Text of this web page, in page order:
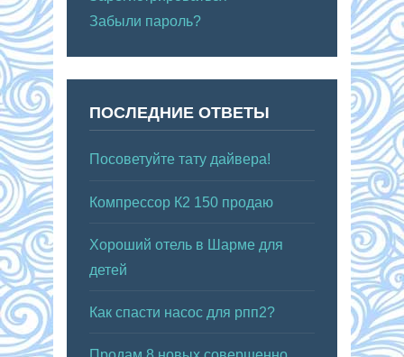
Забыли пароль?
ПОСЛЕДНИЕ ОТВЕТЫ
Посоветуйте тату дайвера!
Компрессор К2 150 продаю
Хороший отель в Шарме для
детей
Как спасти насос для рпп2?